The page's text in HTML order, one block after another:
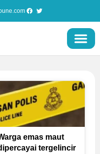
emas maut
tergelincir
Page